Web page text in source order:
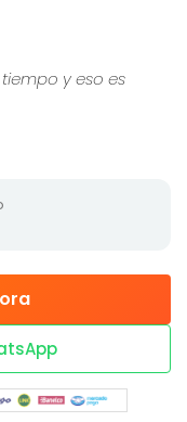
y eso es